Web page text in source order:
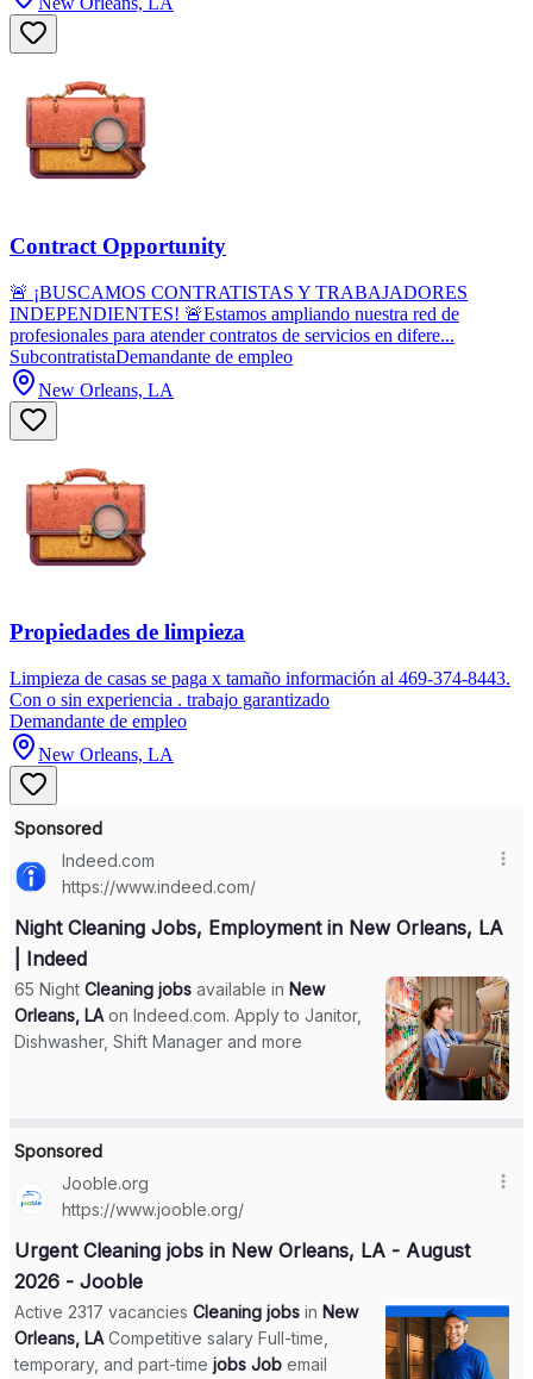
Contract Opportunity
🚨 ¡BUSCAMOS CONTRATISTAS Y TRABAJADORES
INDEPENDIENTES! 🚨Estamos ampliando nuestra red de
profesionales para atender contratos de servicios en difere...
SubcontratistaDemandante de empleo
New Orleans, LA
Propiedades de limpieza
Limpieza de casas se paga x tamaño información al 469-374-8443.
Con o sin experiencia . trabajo garantizado
Demandante de empleo
New Orleans, LA